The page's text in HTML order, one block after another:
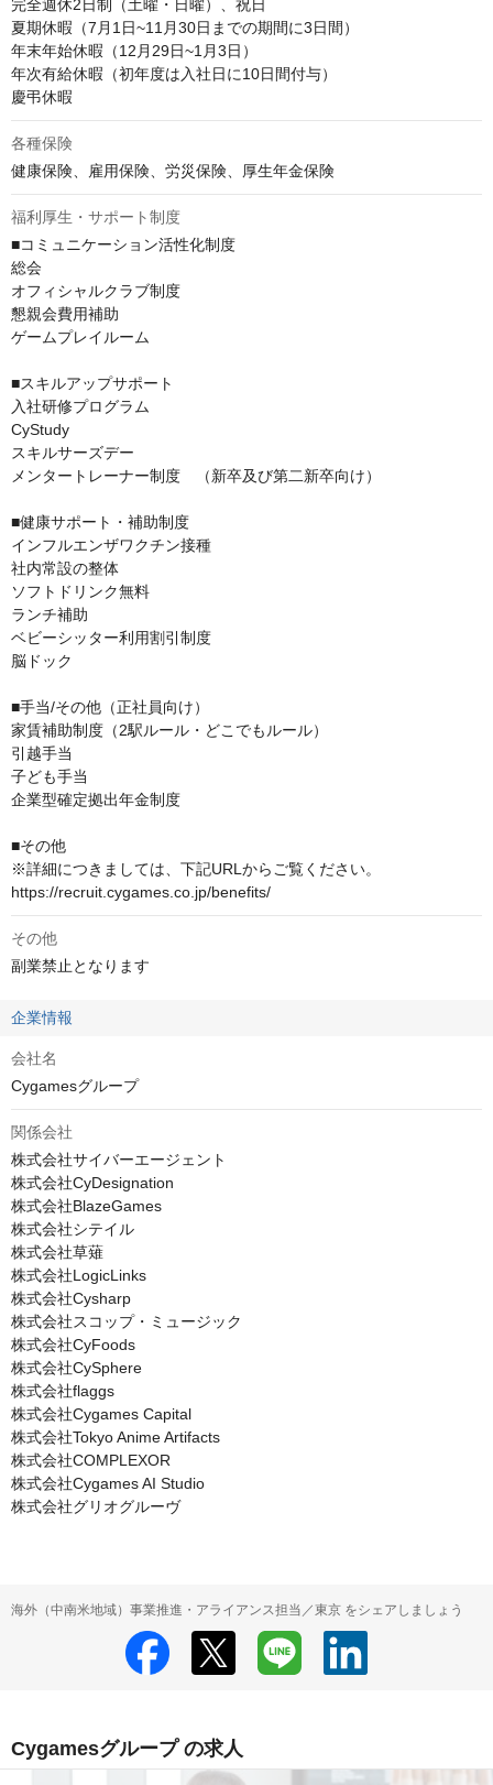
完全週休2日制（土曜・日曜）、祝日
夏期休暇（7月1日~11月30日までの期間に3日間）
年末年始休暇（12月29日~1月3日）
年次有給休暇（初年度は入社日に10日間付与）
慶弔休暇
各種保険
健康保険、雇用保険、労災保険、厚生年金保険
福利厚生・サポート制度
■コミュニケーション活性化制度
総会
オフィシャルクラブ制度
懇親会費用補助
ゲームプレイルーム
■スキルアップサポート
入社研修プログラム
CyStudy
スキルサーズデー
メンタートレーナー制度　（新卒及び第二新卒向け）
■健康サポート・補助制度
インフルエンザワクチン接種
社内常設の整体
ソフトドリンク無料
ランチ補助
ベビーシッター利用割引制度
脳ドック
■手当/その他（正社員向け）
家賃補助制度（2駅ルール・どこでもルール）
引越手当
子ども手当
企業型確定拠出年金制度
■その他
※詳細につきましては、下記URLからご覧ください。
https://recruit.cygames.co.jp/benefits/
その他
副業禁止となります
企業情報
会社名
Cygamesグループ
関係会社
株式会社サイバーエージェント
株式会社CyDesignation
株式会社BlazeGames
株式会社シテイル
株式会社草薙
株式会社LogicLinks
株式会社Cysharp
株式会社スコップ・ミュージック
株式会社CyFoods
株式会社CySphere
株式会社flaggs
株式会社Cygames Capital
株式会社Tokyo Anime Artifacts
株式会社COMPLEXOR
株式会社Cygames AI Studio
株式会社グリオグルーヴ
海外（中南米地域）事業推進・アライアンス担当／東京 をシェアしましょう
Cygamesグループ の求人